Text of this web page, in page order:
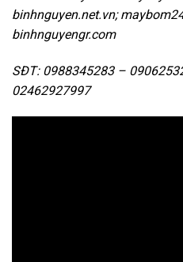
binhnguyen.net.vn;
binhnguyengr.com
SĐT: 0988345283 –
02462927997